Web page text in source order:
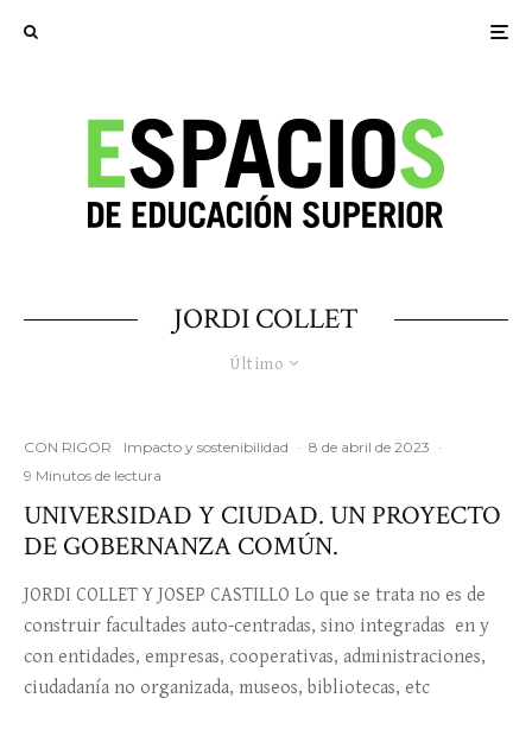
JORDI COLLET
Último
CON RIGOR Impacto y sostenibilidad · 8 de abril de 2023 ·
9 Minutos de lectura
UNIVERSIDAD Y CIUDAD. UN PROYECTO
DE GOBERNANZA COMÚN.
JORDI COLLET Y JOSEP CASTILLO Lo que se trata no es de
construir facultades auto-centradas, sino integradas en y
con entidades, empresas, cooperativas, administraciones,
ciudadanía no organizada, museos, bibliotecas, etc